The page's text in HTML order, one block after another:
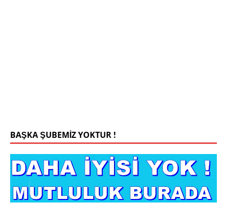
BAŞKA ŞUBEMİZ YOKTUR !